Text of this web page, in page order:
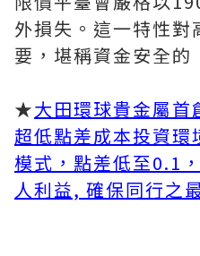
外損失。這一特性對
要，堪稱資金安全
★大田環球貴金屬首
超低點差成本投資環
模式，點差低至0.1
人利益, 確保同行之